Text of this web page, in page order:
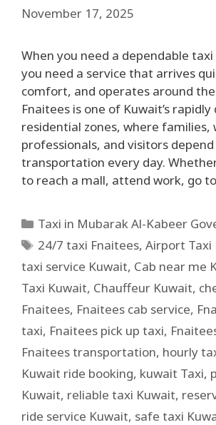
November 17, 2025
When you need a dependable
you need a service that arrives
comfort, and operates around the
Fnaitees is one of Kuwait’s
residential zones, where families,
professionals, and visitors
transportation every day.
to reach a mall, attend work, go
Taxi in Mubarak Al-Kabeer
24/7 taxi Fnaitees,Airport Taxi
taxi service Kuwait, Cab near me
Taxi Kuwait, Chauffeur Kuwait,
Fnaitees, Fnaitees cab service,
taxi, Fnaitees pick up taxi,
Fnaitees transportation, hourly
Kuwait ride booking, kuwait Taxi,
Kuwait, reliable taxi Kuwait,
ride service Kuwait, safe taxi